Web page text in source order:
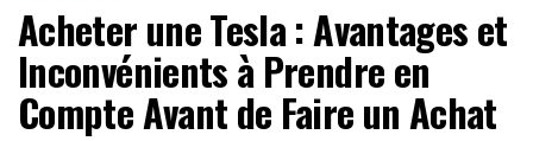
Acheter une Tesla : Avantages et
Inconvénients à Prendre en
Compte Avant de Faire un Achat